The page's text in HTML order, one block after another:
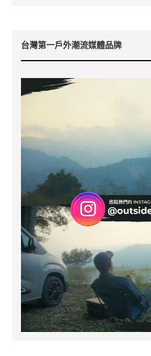
台灣第一戶外潮流媒體品牌